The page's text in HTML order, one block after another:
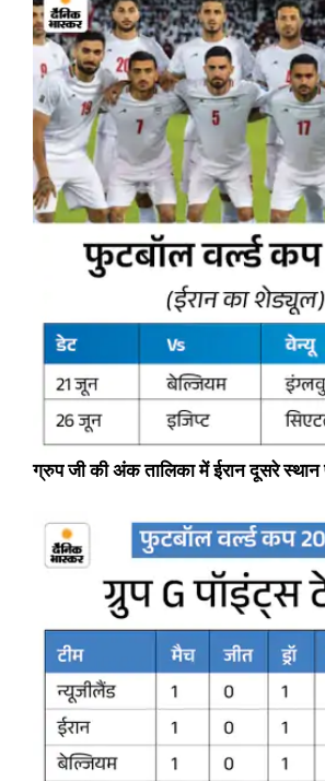
ग्रुप जी की अंक तालिका में ईरान दूसरे